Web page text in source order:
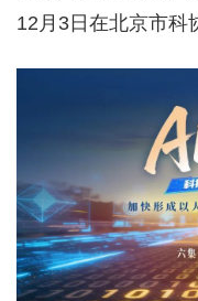
12月3日在北京市科